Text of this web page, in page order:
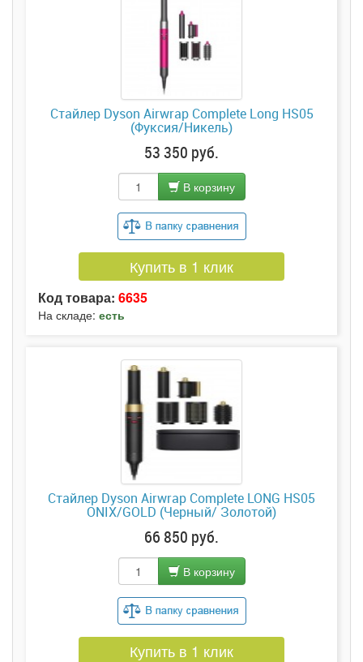
Стайлер Dyson Airwrap Complete Long HS05
(Фуксия/Никель)
53 350 руб.
В корзину
Купить в 1 клик
Код товара: 6635
На складе: есть
Стайлер Dyson Airwrap Complete LONG HS05
ONIX/GOLD (Черный/ Золотой)
66 850 руб.
В корзину
Купить в 1 клик